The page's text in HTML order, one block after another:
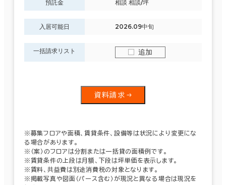
預託金 相談 相談/坪
入居可能日 2026.09中旬
一括請求リスト 追加
資料請求
※募集フロアや面積、賃貸条件、設備等は状況により変更にな
る場合があります。
※（案）のフロアは分割または一括貸の面積例です。
※賃貸条件の上段は月額、下段は坪単価を表示します。
※賃料、共益費は別途消費税の対象となります。
※掲載写真や図面（パース含む）が現況と異なる場合は現況を